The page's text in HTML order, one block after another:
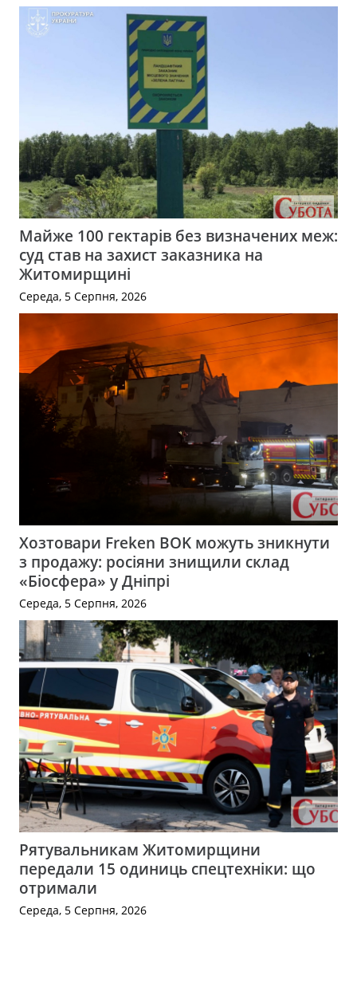
Майже 100 гектарів без визначених меж:
суд став на захист заказника на
Житомирщині
Середа, 5 Серпня, 2026
Хозтовари Freken BOK можуть зникнути
з продажу: росіяни знищили склад
«Біосфера» у Дніпрі
Середа, 5 Серпня, 2026
Рятувальникам Житомирщини
передали 15 одиниць спецтехніки: що
отримали
Середа, 5 Серпня, 2026